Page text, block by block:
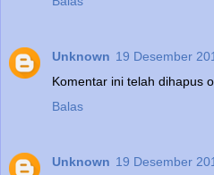
Unknown 19 Desember
Komentar ini telah dihapus
Balas
Unknown 19 Desember